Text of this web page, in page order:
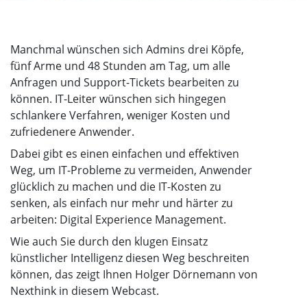
Manchmal wünschen sich Admins drei Köpfe,
fünf Arme und 48 Stunden am Tag, um alle
Anfragen und Support-Tickets bearbeiten zu
können. IT-Leiter wünschen sich hingegen
schlankere Verfahren, weniger Kosten und
zufriedenere Anwender.
Dabei gibt es einen einfachen und effektiven
Weg, um IT-Probleme zu vermeiden, Anwender
glücklich zu machen und die IT-Kosten zu
senken, als einfach nur mehr und härter zu
arbeiten: Digital Experience Management.
Wie auch Sie durch den klugen Einsatz
künstlicher Intelligenz diesen Weg beschreiten
können, das zeigt Ihnen Holger Dörnemann von
Nexthink in diesem Webcast.